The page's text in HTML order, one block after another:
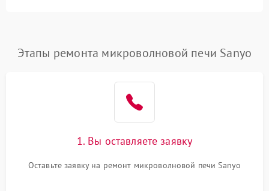
Подробнее →
2200 ₽
Не работают сенсорные
Этапы ремонта микроволновой печи Sanyo
1. Вы оставляете заявку
Оставьте заявку на ремонт микроволновой печи Sanyo